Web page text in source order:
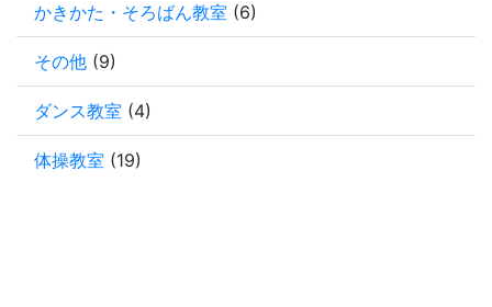
かきかた・そろばん教室 (6)
その他 (9)
ダンス教室 (4)
体操教室 (19)